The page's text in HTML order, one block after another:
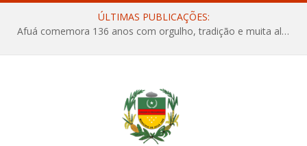
ÚLTIMAS PUBLICAÇÕES:
Afuá comemora 136 anos com orgulho, tradição e muita alegria na Quadra Dr. Nelson Salomão